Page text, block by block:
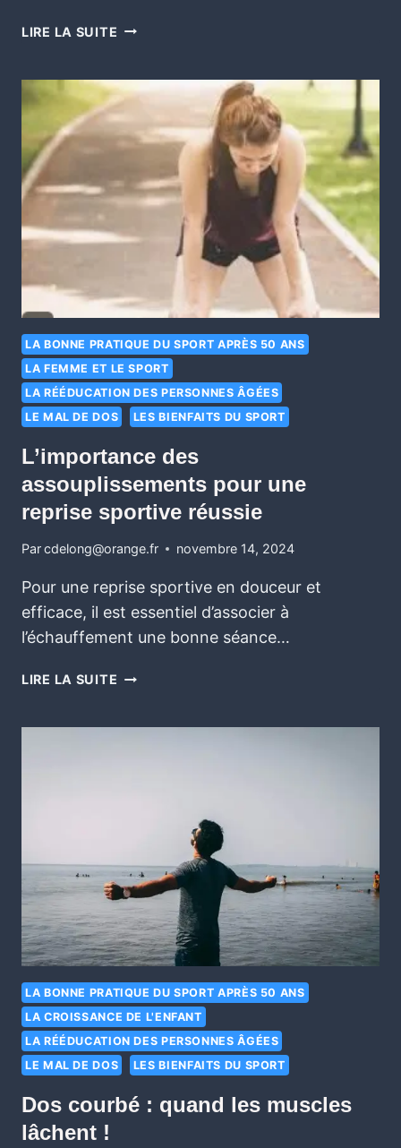
LIRE LA SUITE
LA BONNE PRATIQUE DU SPORT APRÈS 50 ANS
LA FEMME ET LE SPORT
LA RÉÉDUCATION DES PERSONNES ÂGÉES
LE MAL DE DOS
LES BIENFAITS DU SPORT
L’importance des
assouplissements pour une
reprise sportive réussie
Parcdelong@orange.fr novembre 14, 2024
Pour une reprise sportive en douceur et
efficace, il est essentiel d’associer à
l’échauffement une bonne séance…
LIRE LA SUITE
LA BONNE PRATIQUE DU SPORT APRÈS 50 ANS
LA CROISSANCE DE L'ENFANT
LA RÉÉDUCATION DES PERSONNES ÂGÉES
LE MAL DE DOS
LES BIENFAITS DU SPORT
Dos courbé : quand les muscles
lâchent !